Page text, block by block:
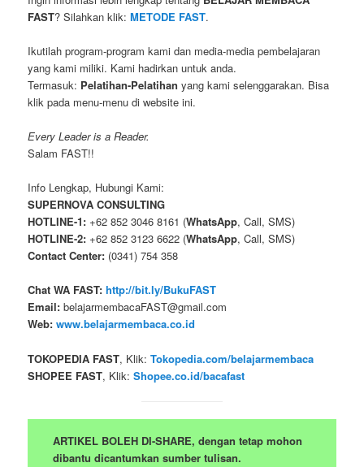
FAST? Silahkan klik:METODE FAST.
Ikutilah program-program kami dan media-media pembelajaran
yang kami miliki. Kami hadirkan untuk anda.
Termasuk: Pelatihan-Pelatihan yang kami selenggarakan. Bisa
klik pada menu-menu di website ini.
Every Leader is a Reader.
Salam FAST!!
Info Lengkap, Hubungi Kami:
SUPERNOVA CONSULTING
HOTLINE-1: +62 852 3046 8161 (WhatsApp, Call, SMS)
HOTLINE-2: +62 852 3123 6622 (WhatsApp, Call, SMS)
Contact Center: (0341) 754 358
Chat WA FAST: http://bit.ly/BukuFAST
Email: belajarmembacaFAST@gmail.com
Web: www.belajarmembaca.co.id
TOKOPEDIA FAST, Klik:Tokopedia.com/belajarmembaca
SHOPEE FAST, Klik:Shopee.co.id/bacafast
ARTIKEL BOLEH DI-SHARE, dengan tetap mohon
dibantu dicantumkan sumber tulisan.